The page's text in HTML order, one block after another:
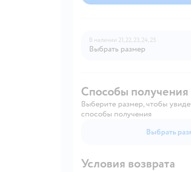
В наличии 21, 22, 23, 24, 25
Выбрать размер
Способы получения
Выберите размер, чтобы
способы получения
Выбрать
Условия возврата